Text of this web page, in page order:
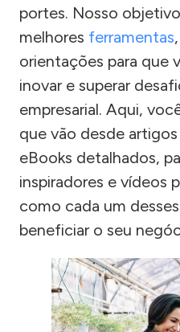
portes. Nosso
melhores ferramentas
orientações para que
inovar e superar
empresarial. Aqui,
que vão desde
eBooks detalhados,
inspiradores e vídeos
como cada um
beneficiar o seu